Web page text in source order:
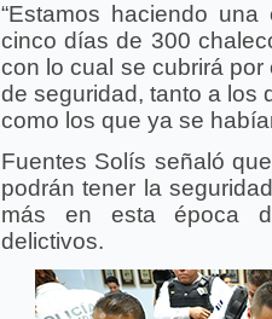
“Estamos haciendo
cinco días de 300
con lo cual se cubrirá
de seguridad, tanto a los
como los que ya se
Fuentes Solís señaló
podrán tener la
más en esta época
delictivos.